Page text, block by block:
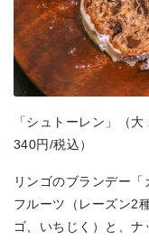
「シュトーレン」（
340円/税込）
リンゴのブランデー
フルーツ（レーズン2
ゴ、いちじく）と、